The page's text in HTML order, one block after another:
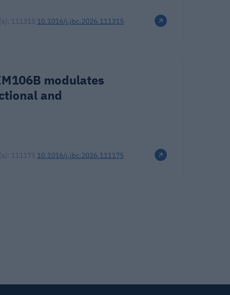
111315 10.1016/j.jbc.2026.111315
modulates
and
111175 10.1016/j.jbc.2026.111175